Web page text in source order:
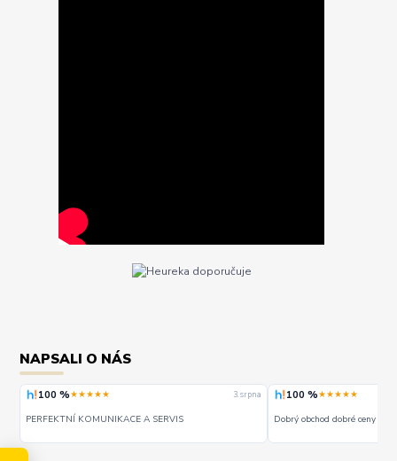
NAPSALI O NÁS
100 %★★★★★ 3. srpna
PERFEKTNÍ KOMUNIKACE A SERVIS
100 %★★★★★
Dobrý obchod dobré ceny -